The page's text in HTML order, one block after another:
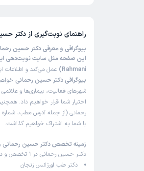
راهنمای نوبت‌گیری از دکتر
بیوگرافی و معرفی دکتر حسین
Rahmani)
عمل می‌کند و اطلاعات
بیوگرافی دکتر حسین رحمانی
شهرهای فعالیت، بیماری‌ها و
اختیار شما قرار خواهیم داد.
رحمانی (از جمله آدرس مطب، شماره
با شما به اشتراک خواهیم گذاشت.
زمینه تخصص دکتر حسین رحمانی
دکتر حسین رحمانی در 1 تخصص و در 1 شهر فعالیت دارند:
دکتر طب اورژانس زنجان